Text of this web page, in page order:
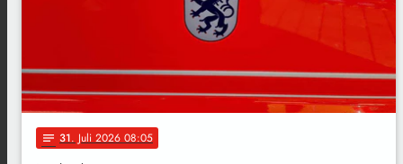
notes 31. Juli 2026 08:05